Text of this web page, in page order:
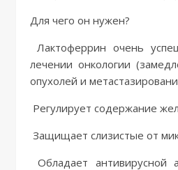
Для чего он нужен?
Лактоферрин очень
лечении онкологии
опухолей и
Регулирует содержание
Защищает слизистые от
Обладает антивирусной